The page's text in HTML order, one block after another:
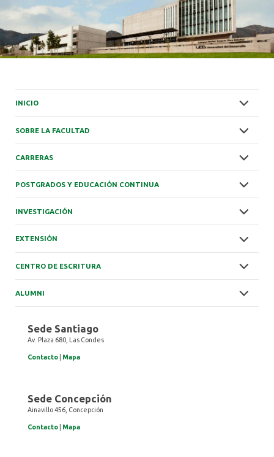
INICIO
SOBRE LA FACULTAD
CARRERAS
POSTGRADOS Y EDUCACIÓN CONTINUA
INVESTIGACIÓN
EXTENSIÓN
CENTRO DE ESCRITURA
ALUMNI
Sede Santiago
Av. Plaza 680, Las Condes
Contacto Mapa
Sede Concepción
Ainavillo 456, Concepción
Contacto Mapa